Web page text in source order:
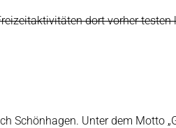
dort vorher testen
Schönhagen. Unter dem Motto